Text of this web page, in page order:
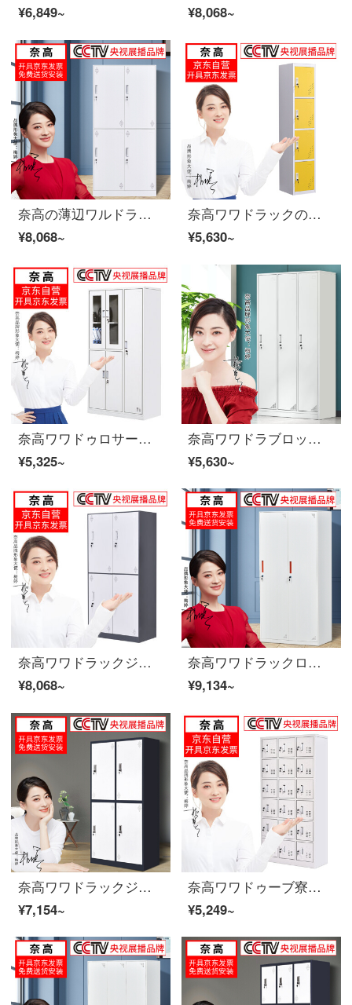
¥6,849~
¥8,068~
奈高の薄辺ワルドラックの脱着ロッカーロッカーロッカーの下駄箱四ドアワルドラックの純白豪華加重金
¥8,068~
奈高ワワドラックの一門の従業員棚鋼製の事務所の寮のロッカーの鉄の皮の箱の四つの白い枠の黄門
¥5,630~
奈高ワワドゥロサービスブティックキャビネット情報アーカイブキャビネット5ドアワゴンドゥロサービスブブ
¥5,325~
奈高ワワドラブロッカー従業員ロッカー三門ワウドロブブ厚いお金
¥5,630~
奈高ワワドラックジムの浴室従業員キャビネット灰色四門ワルターブルブの薄辺
¥8,068~
奈高ワワドラックロッカーロッカーに鍵をかけて寮のロッカーの浴室係のロッカーを持っています。二ドアの更衣室の純白豪華な厚手のオレンジの取っ手です。
¥9,134~
奈高ワワドラックジムの浴室従業員棚を4つ取り外すワルターブルックカバー
¥7,154~
奈高ワワドゥーブ寮の従業員はロッカーロッカーの食器棚に多くの戸棚を収納しています。十八ドアのワルドラブブ
¥5,249~